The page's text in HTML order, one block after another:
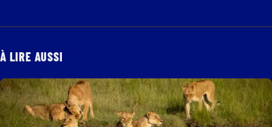
À LIRE AUSSI